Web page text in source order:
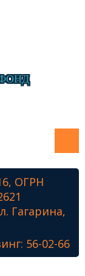
ОГРН
Гагарина,
56-02-66